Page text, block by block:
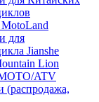
для
Jianshe
Lion
МОТО/ATV
(распродажа,